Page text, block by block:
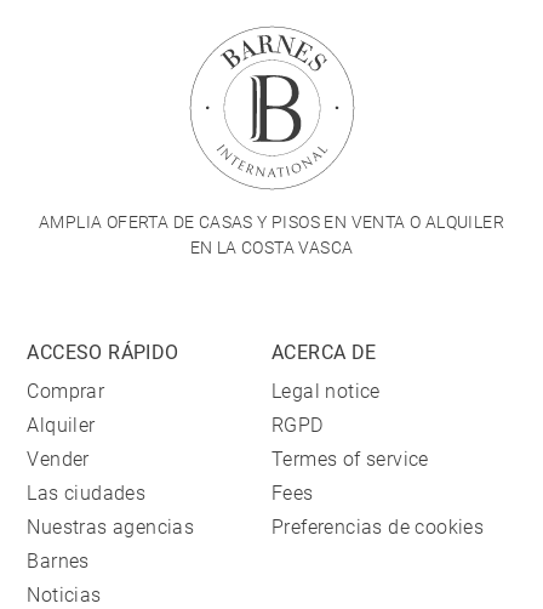
AMPLIA OFERTA DE CASAS Y PISOS EN VENTA O ALQUILER
EN LA COSTA VASCA
ACCESO RÁPIDO
Comprar
Alquiler
Vender
Las ciudades
Nuestras agencias
Barnes
Noticias
ACERCA DE
Legal notice
RGPD
Termes of service
Fees
Preferencias de cookies